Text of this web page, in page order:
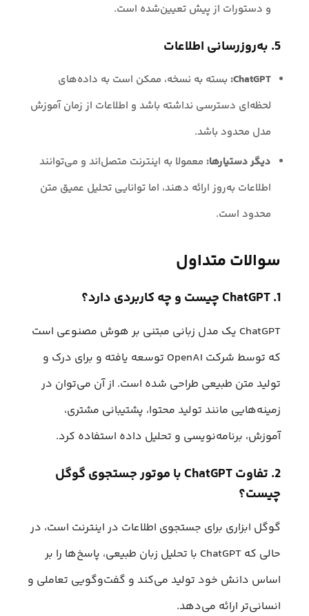
و دستورات از پیش تعیین‌شده است.
5. به‌روزرسانی اطلاعات
ChatGPT: بسته به نسخه، ممکن است به داده‌های
لحظه‌ای دسترسی نداشته باشد و اطلاعات از زمان آموزش
مدل محدود باشد.
دیگر دستیارها: معمولا به اینترنت متصل‌اند و می‌توانند
اطلاعات به‌روز ارائه دهند، اما توانایی تحلیل عمیق متن
محدود است.
سوالات متداول
1. ChatGPT چیست و چه کاربردی دارد؟
ChatGPT یک مدل زبانی مبتنی بر هوش مصنوعی است
که توسط شرکت OpenAI توسعه یافته و برای درک و
تولید متن طبیعی طراحی شده است. از آن می‌توان در
زمینه‌هایی مانند تولید محتوا، پشتیبانی مشتری،
آموزش، برنامه‌نویسی و تحلیل داده استفاده کرد.
2. تفاوت ChatGPT با موتور جستجوی گوگل
چیست؟
گوگل ابزاری برای جستجوی اطلاعات در اینترنت است، در
حالی که ChatGPT با تحلیل زبان طبیعی، پاسخ‌ها را بر
اساس دانش خود تولید می‌کند و گفت‌وگویی تعاملی و
انسانی‌تر ارائه می‌دهد.